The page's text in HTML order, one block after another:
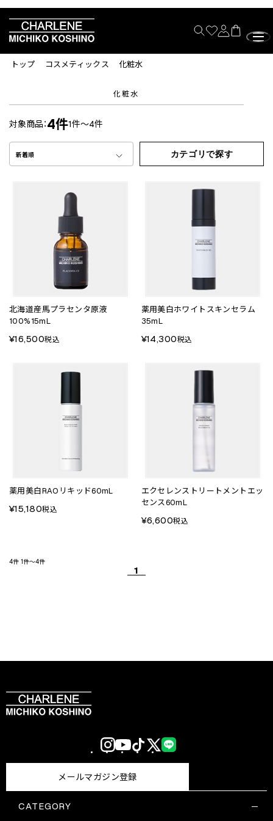
トップ コスメティックス 化粧水
化粧水
対象商品：4件1件～4件
新着順 カテゴリで探す
北海道産馬プラセンタ原液
100%15mL
¥16,500税込
薬用美白ホワイトスキンセラム
35mL
¥14,300税込
薬用美白RAOリキッド60mL
¥15,180税込
エクセレンストリートメントエッ
センス60mL
¥6,600税込
4件 1件～4件
1
CATEGORY
メールマガジン登録